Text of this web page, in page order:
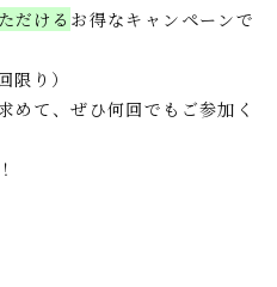
だける お得なキャンペーンで
限り）
めて、ぜひ何回でもご参加く